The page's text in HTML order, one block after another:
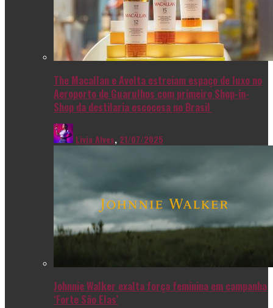
The Macallan e Avolta estreiam espaço de luxo no
Aeroporto de Guarulhos com primeiro Shop-in-
Shop da destilaria escocesa no Brasil
Livia Alves, 21/07/2025
Johnnie Walker exalta força feminina em campanha
‘Forte São Elas’